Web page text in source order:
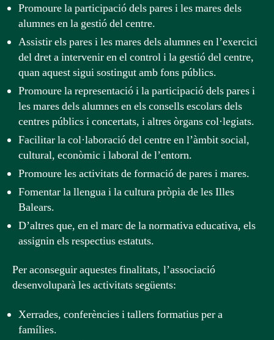
Promoure la participació dels pares i les mares dels
alumnes en la gestió del centre.
Assistir els pares i les mares dels alumnes en l’exercici
del dret a intervenir en el control i la gestió del centre,
quan aquest sigui sostingut amb fons públics.
Promoure la representació i la participació dels pares i
les mares dels alumnes en els consells escolars dels
centres públics i concertats, i altres òrgans col·legiats.
Facilitar la col·laboració del centre en l’àmbit social,
cultural, econòmic i laboral de l’entorn.
Promoure les activitats de formació de pares i mares.
Fomentar la llengua i la cultura pròpia de les Illes
Balears.
D’altres que, en el marc de la normativa educativa, els
assignin els respectius estatuts.
Per aconseguir aquestes finalitats, l’associació
desenvoluparà les activitats següents:
Xerrades, conferències i tallers formatius per a
famílies.